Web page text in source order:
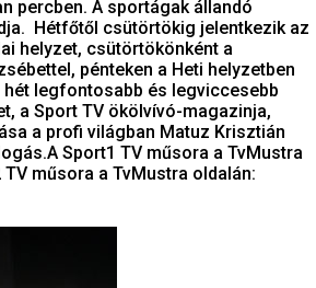
percben. A sportágak állandó
Hétfőtől csütörtökig jelentkezik az
helyzet, csütörtökönként a
pénteken a Heti helyzetben
legfontosabb és legviccesebb
a Sport TV ökölvívó-magazinja,
a profi világban Matuz Krisztián
Sport1 TV műsora a TvMustra
műsora a TvMustra oldalán: